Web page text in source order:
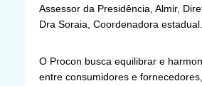
Assessor da Presidência, Almir,
Dra Soraia, Coordenadora estadual.
O Procon busca equilibrar e
entre consumidores e